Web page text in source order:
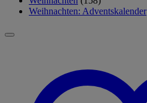
Weihnachten: Adventskalender